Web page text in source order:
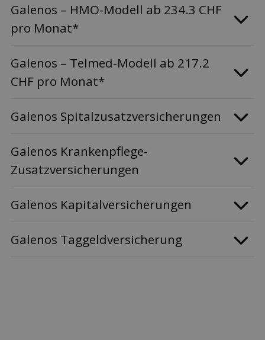
Galenos – HMO-Modell ab 234.3 CHF
pro Monat*
Galenos – Telmed-Modell ab 217.2
CHF pro Monat*
Galenos Spitalzusatzversicherungen
Galenos Krankenpflege-
Zusatzversicherungen
Galenos Kapitalversicherungen
Galenos Taggeldversicherung